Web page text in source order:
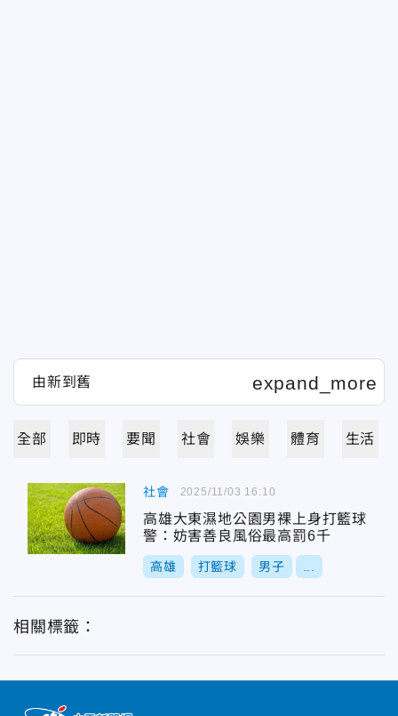
全部 即時 要聞 社會 娛樂 體育 生活
社會
高雄大東濕地公園男裸上身打籃球
警：妨害善良風俗最高罰6千
高雄 打籃球 男子
2025/11/03 16:10
相關標籤：